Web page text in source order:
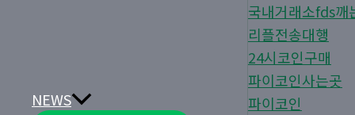
NEWS
국내거래소fds깨
리플전송대행
24시코인구매
파이코인사는곳
파이코인